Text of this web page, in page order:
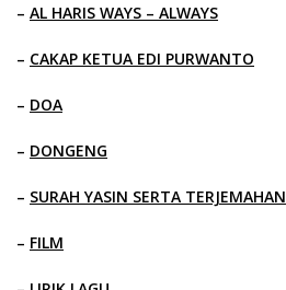
– AL HARIS WAYS – ALWAYS
– CAKAP KETUA EDI PURWANTO
– DOA
– DONGENG
– SURAH YASIN SERTA TERJEMAHAN
– FILM